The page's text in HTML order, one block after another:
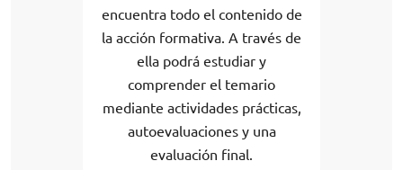
encuentra todo el contenido de
la acción formativa. A través de
ella podrá estudiar y
comprender el temario
mediante actividades prácticas,
autoevaluaciones y una
evaluación final.